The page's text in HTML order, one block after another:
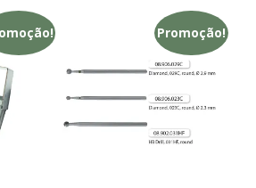
Promoção!